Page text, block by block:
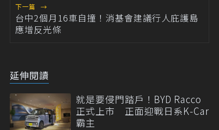
下一篇 →
台中2個月16車自撞！消基會建議行人庇護島
應增反光條
延伸閱讀
就是要侵門踏戶！BYD Racco
正式上市 正面迎戰日系K-Car
霸主